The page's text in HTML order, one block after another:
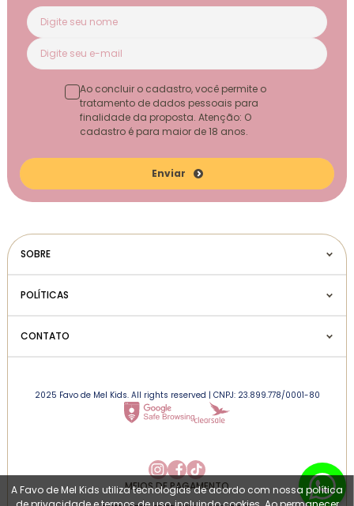
Enviar
Ao concluir o cadastro, você permite o
tratamento de dados pessoais para
finalidade da proposta. Atenção: O
cadastro é para maior de 18 anos.
SOBRE
POLÍTICAS
CONTATO
2025 Favo de Mel Kids. All rights reserved | CNPJ: 23.899.778/0001-80
MEIOS DE PAGAMENTO
A Favo de Mel Kids utiliza tecnologias de acordo com nossa política